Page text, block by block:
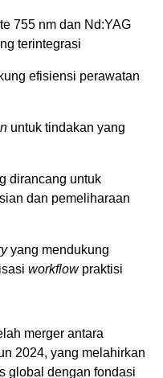
755 nm dan Nd:YAG
terintegrasi
efisiensi perawatan
untuk tindakan yang
dirancang untuk
dan pemeliharaan
yang mendukung
workflowpraktisi
merger antara
2024, yang melahirkan
global dengan fondasi